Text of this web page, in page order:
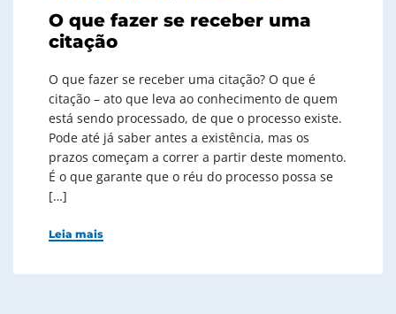
O que fazer se receber uma
citação
O que fazer se receber uma citação? O que é
citação – ato que leva ao conhecimento de quem
está sendo processado, de que o processo existe.
Pode até já saber antes a existência, mas os
prazos começam a correr a partir deste momento.
É o que garante que o réu do processo possa se
[…]
Leia mais